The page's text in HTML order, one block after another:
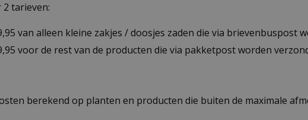
tarieven:
van alleen kleine zakjes / doosjes zaden die via brievenbuspost
voor de rest van de producten die via pakketpost worden
berekend op planten en producten die buiten de maximale